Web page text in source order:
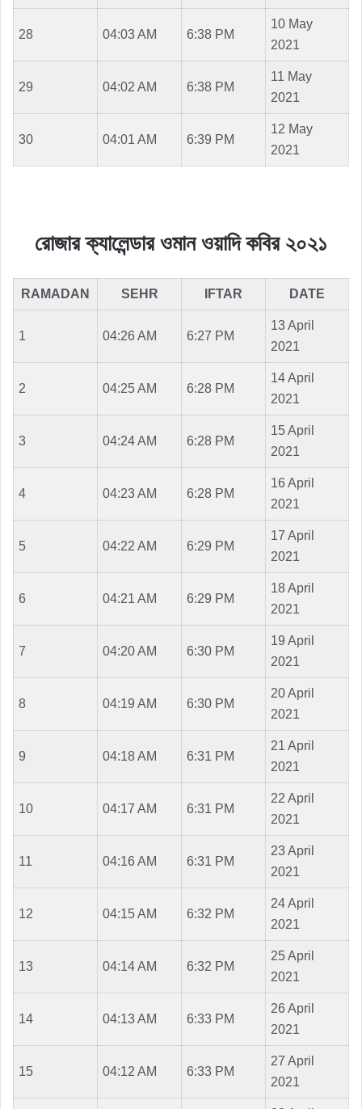
28 04:03 AM 6:38 PM
10 May
2021
29 04:02 AM 6:38 PM
11 May
2021
30 04:01 AM 6:39 PM
12 May
2021
রোজার ক্যালেন্ডার ওমান ওয়াদি কবির ২০২১
RAMADAN SEHR IFTAR DATE
1 04:26 AM 6:27 PM
13 April
2021
2 04:25 AM 6:28 PM
14 April
2021
3 04:24 AM 6:28 PM
15 April
2021
4 04:23 AM 6:28 PM
16 April
2021
5 04:22 AM 6:29 PM
17 April
2021
6 04:21 AM 6:29 PM
18 April
2021
7 04:20 AM 6:30 PM
19 April
2021
8 04:19 AM 6:30 PM
20 April
2021
9 04:18 AM 6:31 PM
21 April
2021
10 04:17 AM 6:31 PM
22 April
2021
11 04:16 AM 6:31 PM
23 April
2021
12 04:15 AM 6:32 PM
24 April
2021
13 04:14 AM 6:32 PM
25 April
2021
14 04:13 AM 6:33 PM
26 April
2021
15 04:12 AM 6:33 PM
27 April
2021